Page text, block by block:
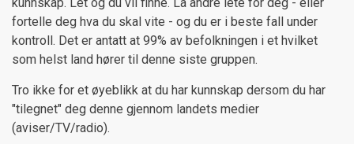
fortelle deg hva du skal vite - og du er i beste fall under
kontroll. Det er antatt at 99% av befolkningen i et hvilket
som helst land hører til denne siste gruppen.
Tro ikke for et øyeblikk at du har kunnskap dersom du har
"tilegnet" deg denne gjennom landets medier
(aviser/TV/radio).